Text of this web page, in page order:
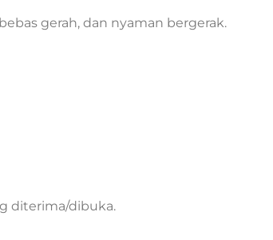
gerah, dan nyaman bergerak.
diterima/dibuka.